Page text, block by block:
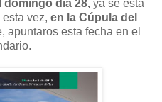
domingo día 28,ya se está
esta vez, en la Cúpula del
apuntaros esta fecha en el